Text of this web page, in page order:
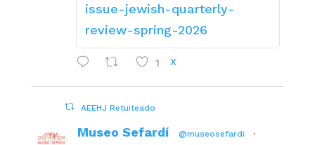
issue-jewish-quarterly-
review-spring-2026
1 X
AEEHJ Retuiteado
Museo Sefardí @museosefardi ·